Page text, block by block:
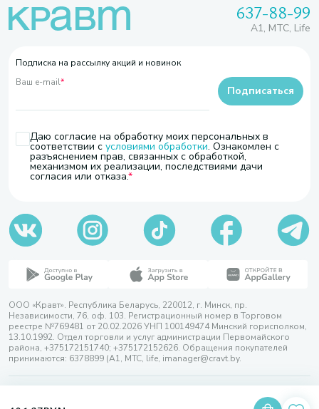
637-88-99
A1, МТС, Life
Подписка на рассылку акций и новинок
Ваш e-mail*
Даю согласие на обработку моих персональных в
соответствии с условиями обработки. Ознакомлен с
разъяснением прав, связанных с обработкой,
механизмом их реализации, последствиями дачи
согласия или отказа.
Подписаться
ООО «Кравт». Республика Беларусь, 220012, г. Минск, пр.
Независимости, 76, оф. 103. Регистрационный номер в Торговом
реестре №769481 от 20.02.2026 УНП 100149474 Минский горисполком,
13.10.1992. Отдел торговли и услуг администрации Первомайского
района, +375172151740; +375172152626. Обращения покупателей
принимаются: 6378899 (А1, МТС, life, imanager@cravt.by.